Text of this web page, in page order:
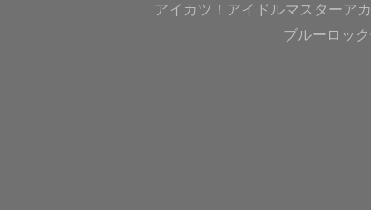
アイカツ！ アイドルマスターア
ブルーロック